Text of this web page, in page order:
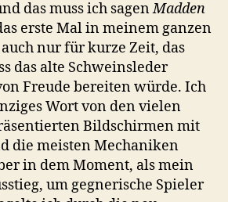
das muss ich sagenMadden
erste Mal in meinem ganzen
nur für kurze Zeit, das
das alte Schweinsleder
Freude bereiten würde. Ich
Wort von den vielen
Bildschirmen mit
die meisten Mechaniken
in dem Moment, als mein
um gegnerische Spieler